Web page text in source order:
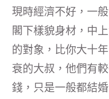
現時經濟不好，一
閣下樣貌身材，中
的對象，比你大十
衰的大叔，他們有
錢，只是一般都結